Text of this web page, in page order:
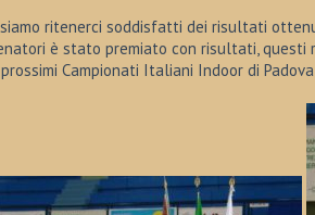
ritenerci soddisfatti dei risultati
è stato premiato con risultati, questi
Campionati Italiani Indoor di